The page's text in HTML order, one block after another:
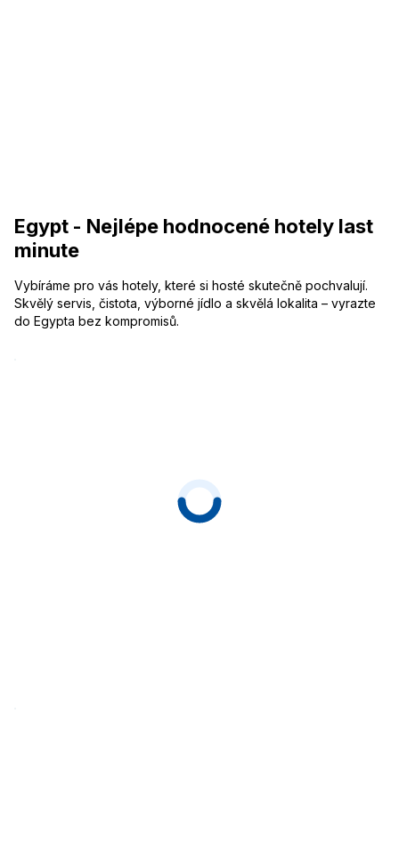
Egypt - Nejlépe hodnocené hotely last
minute
Vybíráme pro vás hotely, které si hosté skutečně pochvalují.
Skvělý servis, čistota, výborné jídlo a skvělá lokalita – vyrazte
do Egypta bez kompromisů.